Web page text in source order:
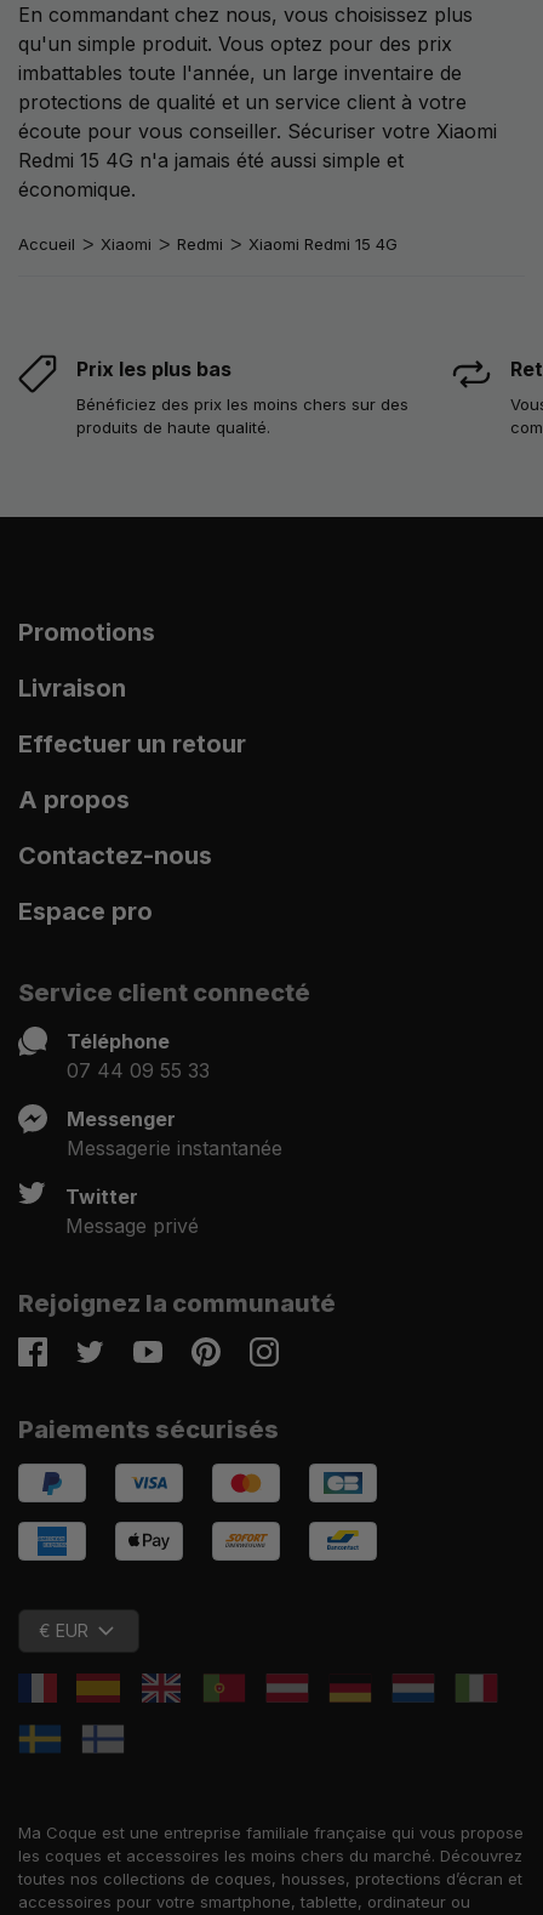
En commandant chez nous, vous choisissez plus
qu'un simple produit. Vous optez pour des prix
imbattables toute l'année, un large inventaire de
protections de qualité et un service client à votre
écoute pour vous conseiller. Sécuriser votre Xiaomi
Redmi 15 4G n'a jamais été aussi simple et
économique.
Accueil Xiaomi Redmi Xiaomi Redmi 15 4G
Prix les plus bas
Bénéficiez des prix les moins chers sur des
produits de haute qualité.
Promotions
Livraison
Effectuer un retour
A propos
Contactez-nous
Espace pro
Service client connecté
Téléphone
07 44 09 55 33
Messenger
Messagerie instantanée
Twitter
Message privé
Rejoignez la communauté
FacebookTwitterYoutubePinterestInstagram
Paiements sécurisés
€ EUR
Ma Coque est une entreprise familiale française qui vous propose
les coques et accessoires les moins chers du marché. Découvrez
toutes nos collections de coques, housses, protections d’écran et
accessoires pour votre smartphone, tablette, ordinateur ou